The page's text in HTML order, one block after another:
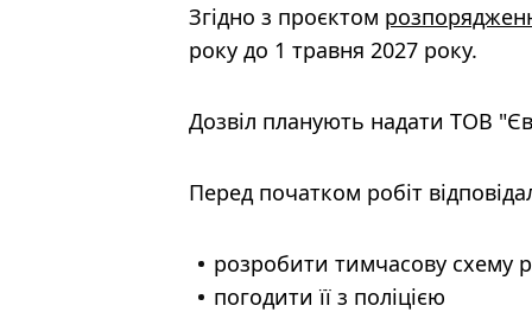
Згідно з проєктом
року до 1 травня 2027 року.
Дозвіл планують надати ТОВ
Перед початком робіт
розробити тимчасову схему
погодити її з поліцією